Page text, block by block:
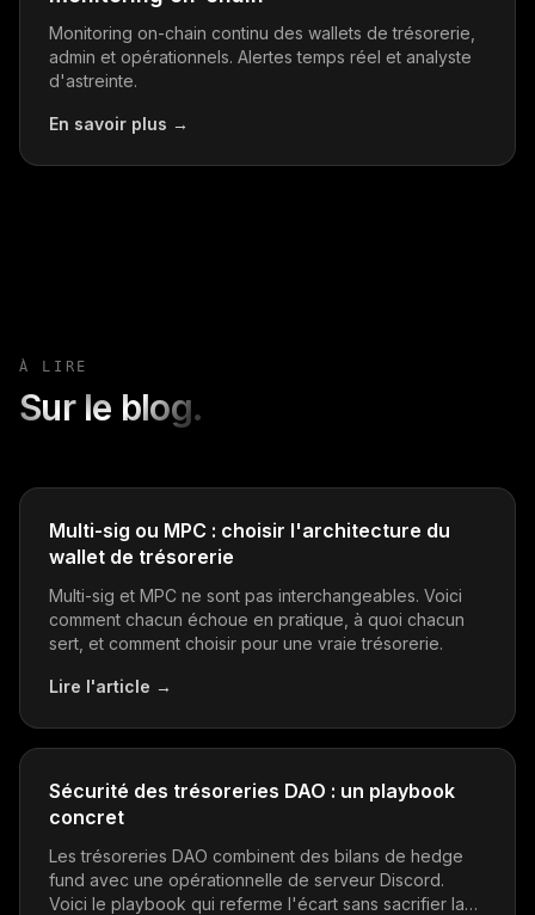
Monitoring on-chain continu des wallets de trésorerie,
admin et opérationnels. Alertes temps réel et analyste
d'astreinte.
En savoir plus →
À LIRE
Sur le blog.
Multi-sig ou MPC : choisir l'architecture du
wallet de trésorerie
Multi-sig et MPC ne sont pas interchangeables. Voici
comment chacun échoue en pratique, à quoi chacun
sert, et comment choisir pour une vraie trésorerie.
Lire l'article →
Sécurité des trésoreries DAO : un playbook
concret
Les trésoreries DAO combinent des bilans de hedge
fund avec une opérationnelle de serveur Discord.
Voici le playbook qui referme l'écart sans sacrifier la